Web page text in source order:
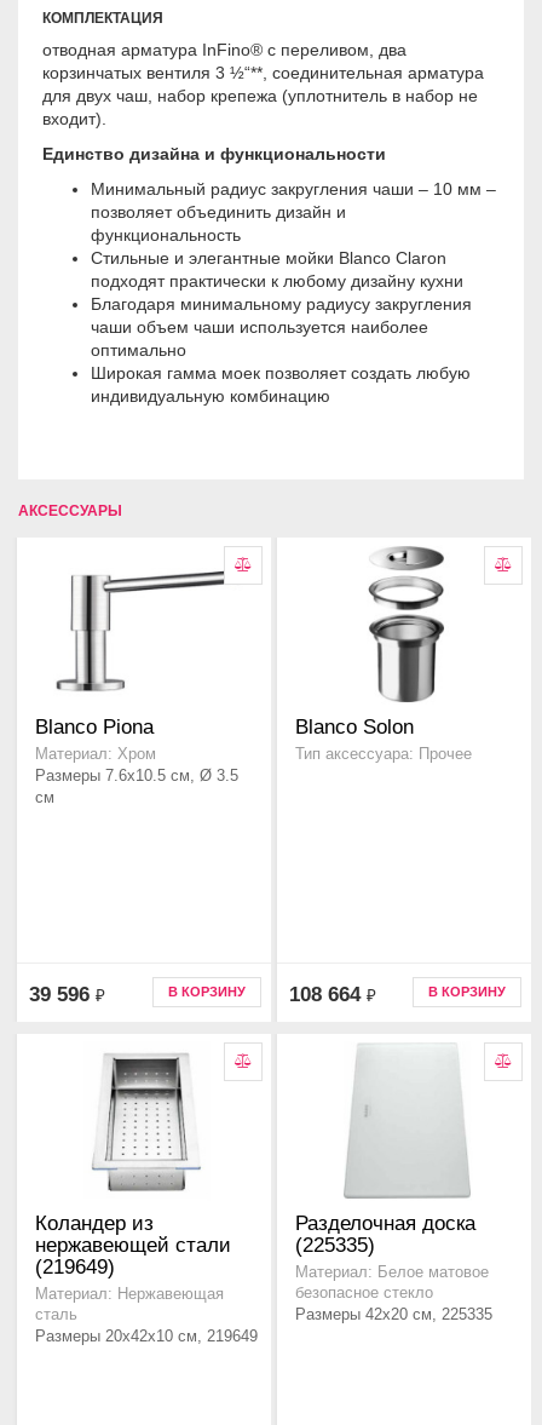
КОМПЛЕКТАЦИЯ
отводная арматура InFino® с переливом, два
корзинчатых вентиля 3 ½“**, соединительная арматура
для двух чаш, набор крепежа (уплотнитель в набор не
входит).
Единство дизайна и функциональности
Минимальный радиус закругления чаши – 10 мм –
позволяет объединить дизайн и
функциональность
Стильные и элегантные мойки Blanco Claron
подходят практически к любому дизайну кухни
Благодаря минимальному радиусу закругления
чаши объем чаши используется наиболее
оптимально
Широкая гамма моек позволяет создать любую
индивидуальную комбинацию
АКСЕССУАРЫ
Blanco Piona
Материал: Хром
Размеры 7.6x10.5 см, Ø 3.5
см
39 596 ₽ В КОРЗИНУ
Blanco Solon
Тип аксессуара: Прочее
108 664 ₽ В КОРЗИНУ
Коландер из
нержавеющей стали
(219649)
Материал: Нержавеющая
сталь
Размеры 20x42x10 см, 219649
Разделочная доска
(225335)
Материал: Белое матовое
безопасное стекло
Размеры 42x20 см, 225335